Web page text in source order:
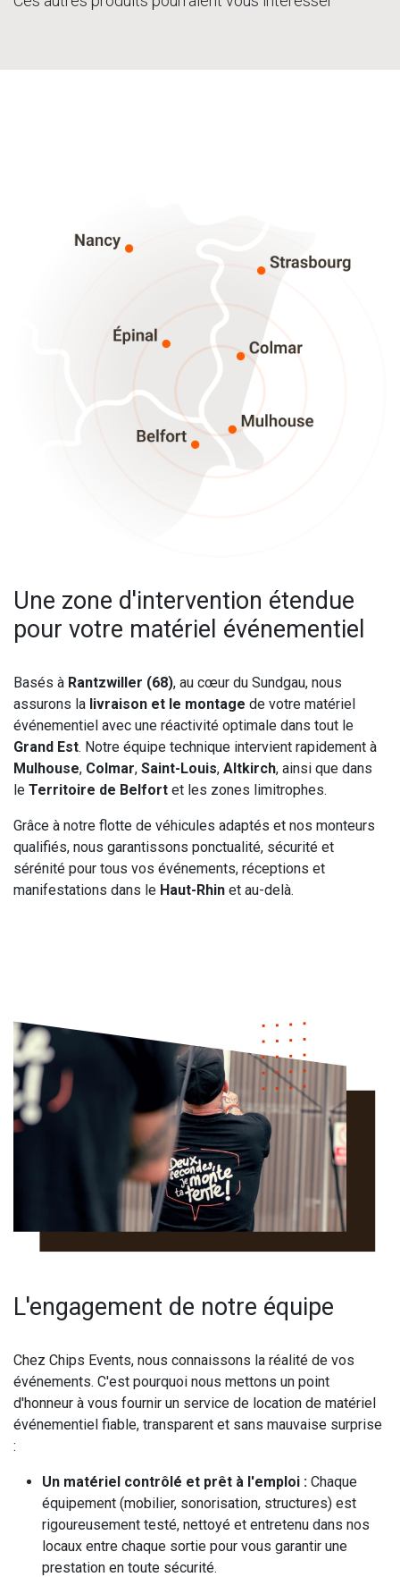
Une zone d'intervention étendue
pour votre matériel événementiel
Basés à Rantzwiller (68), au cœur du Sundgau, nous
assurons la livraison et le montage de votre matériel
événementiel avec une réactivité optimale dans tout le
Grand Est. Notre équipe technique intervient rapidement à
Mulhouse, Colmar, Saint-Louis, Altkirch, ainsi que dans
le Territoire de Belfort et les zones limitrophes.
Grâce à notre flotte de véhicules adaptés et nos monteurs
qualifiés, nous garantissons ponctualité, sécurité et
sérénité pour tous vos événements, réceptions et
manifestations dans le Haut-Rhin et au-delà.
L'engagement de notre équipe
Chez Chips Events, nous connaissons la réalité de vos
événements. C'est pourquoi nous mettons un point
d'honneur à vous fournir un service de location de matériel
événementiel fiable, transparent et sans mauvaise surprise
:
Un matériel contrôlé et prêt à l'emploi : Chaque
équipement (mobilier, sonorisation, structures) est
rigoureusement testé, nettoyé et entretenu dans nos
locaux entre chaque sortie pour vous garantir une
prestation en toute sécurité.